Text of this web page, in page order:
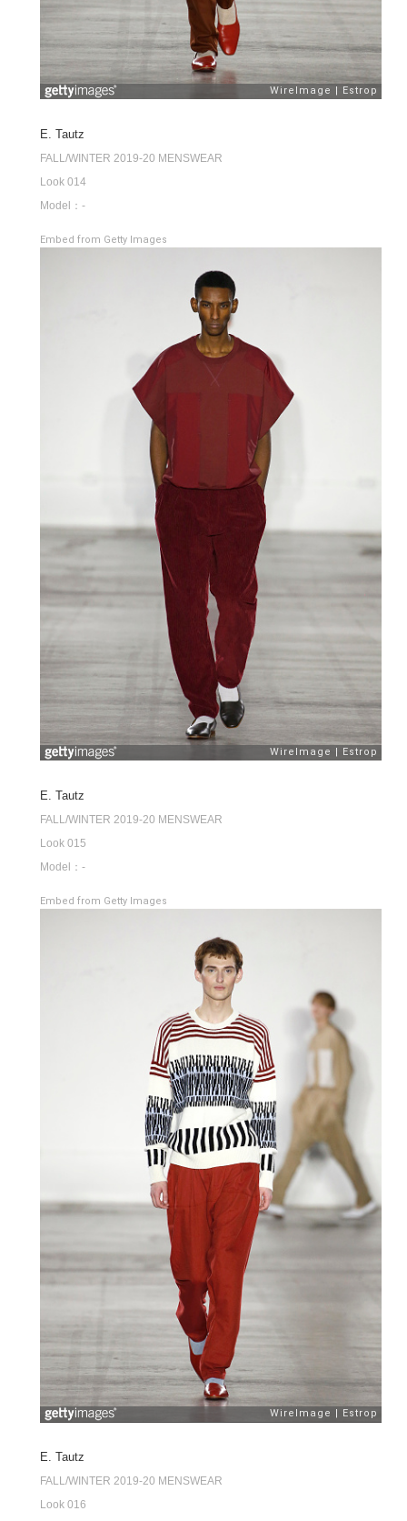
E. Tautz
FALL/WINTER 2019-20 MENSWEAR
Look 014
Model：-
Embed from Getty Images
E. Tautz
FALL/WINTER 2019-20 MENSWEAR
Look 015
Model：-
Embed from Getty Images
E. Tautz
FALL/WINTER 2019-20 MENSWEAR
Look 016